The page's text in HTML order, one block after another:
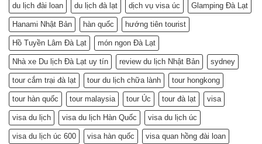
du lịch đài loan du lịch đà lạt dịch vụ visa úc Glamping Đà Lạt
Hanami Nhật Bản hàn quốc hướng tiên tourist
Hồ Tuyền Lâm Đà Lạt món ngon Đà Lạt
Nhà xe Du lịch Đà Lạt uy tín review du lịch Nhật Bản sydney
tour cắm trại đà lạt tour du lịch chữa lành tour hongkong
tour hàn quốc tour malaysia tour Úc tour đà lạt visa
visa du lịch visa du lịch Hàn Quốc visa du lịch úc
visa du lịch úc 600 visa hàn quốc visa quan hồng đài loan